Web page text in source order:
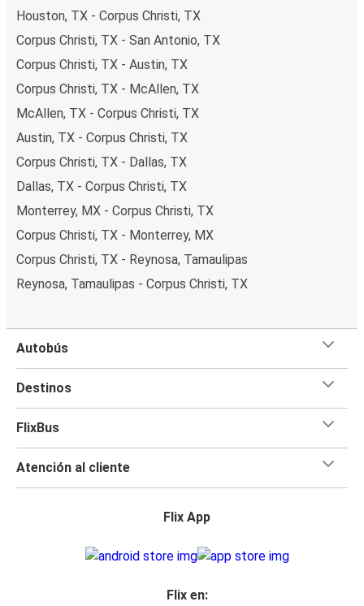
Houston, TX - Corpus Christi, TX
Corpus Christi, TX - San Antonio, TX
Corpus Christi, TX - Austin, TX
Corpus Christi, TX - McAllen, TX
McAllen, TX - Corpus Christi, TX
Austin, TX - Corpus Christi, TX
Corpus Christi, TX - Dallas, TX
Dallas, TX - Corpus Christi, TX
Monterrey, MX - Corpus Christi, TX
Corpus Christi, TX - Monterrey, MX
Corpus Christi, TX - Reynosa, Tamaulipas
Reynosa, Tamaulipas - Corpus Christi, TX
Autobús
Destinos
FlixBus
Atención al cliente
Flix App
Flix en: